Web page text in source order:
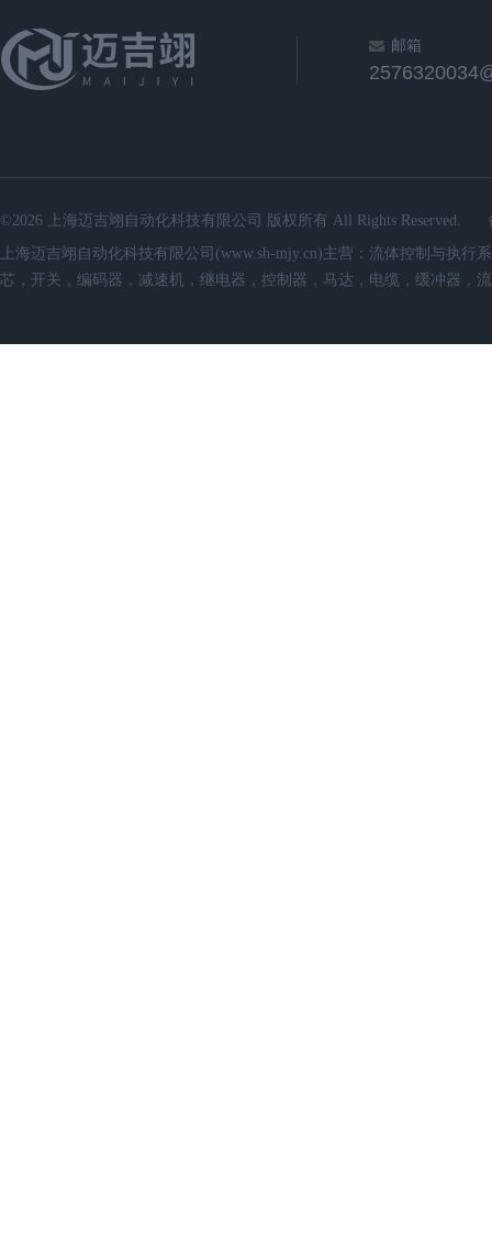
邮箱
©2026 上海迈吉翊自动化科技有限公司 版权所有 All Rights Reserved.
上海迈吉翊自动化科技有限公司(www.sh-mjy.cn)主营：流体控制与执
芯，开关，编码器，减速机，继电器，控制器，马达，电缆，缓冲器，